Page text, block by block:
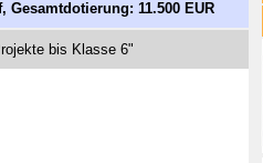
11.500 EUR
bis Klasse 6"